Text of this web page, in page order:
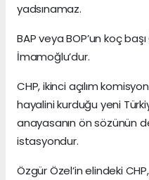
yadsınamaz.
BAP veya BOP’un koç
İmamoğlu’dur.
CHP, ikinci açılım
hayalini kurduğu yeni
anayasanın ön sözünün
istasyondur.
Özgür Özel’in elindeki